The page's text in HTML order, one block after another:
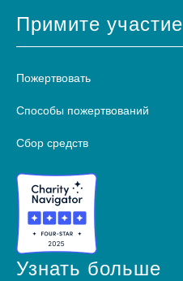
Примите участие
Пожертвовать
Способы пожертвований
Сбор средств
Узнать больше